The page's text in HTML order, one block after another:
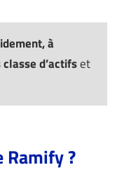
à
d’actifset
Ramify ?